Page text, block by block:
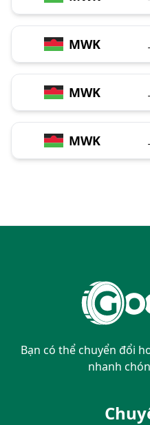
MWK
MWK
MWK
Bạn có thể chuyển đổi
nhanh